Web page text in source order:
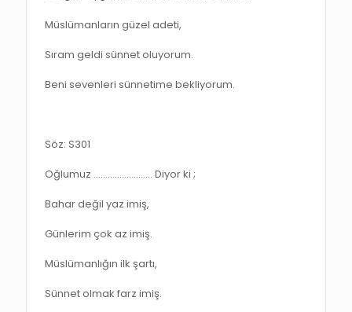
Müslümanların güzel adeti,
Sıram geldi sünnet oluyorum.
Beni sevenleri sünnetime bekliyorum.
Söz: S301
Oğlumuz ……………………. Diyor ki ;
Bahar değil yaz imiş,
Günlerim çok az imiş.
Müslümanlığın ilk şartı,
Sünnet olmak farz imiş.